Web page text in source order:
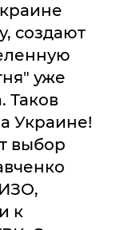
создают
уже
Таков
Украине!
выбор
к